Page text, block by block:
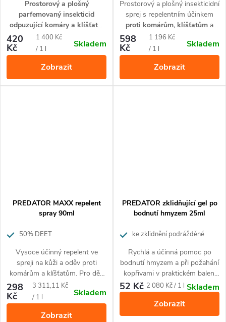
Prostorový a plošný
parfemovaný insekticid
odpuzující komáry a klíšťata,
který je při přímém kontaktu
paralyzuje a během okamžiku
zahubí. Funguje i na jiný
obtížný hmyz. Bezpečná
ochrana proti hmyzu jak v
interiéru tak exteriéru.
420
Kč
Měrná
cena:
1 400 Kč
/ 1 l
Skladem
Zobrazit
Prostorový a plošný insekticidní
sprej s repelentním účinkem
proti komárům, klíšťatům a
jinému nepříjemnému létajícímu
a lezoucímu hmyzu.Tato
tekutá moskytierá Vás
bezpečně ochrání před
krvelačnými komáry po dobu
až 24h.
598
Kč
Měrná
cena:
1 196 Kč
/ 1 l
Skladem
Zobrazit
PREDATOR MAXX repelent
spray 90ml
50% DEET
Vysoce účinný repelent ve
spreji na kůži a oděv proti
komárům a klíšťatům. Pro děti
od 2 let.
298
Kč
Měrná
cena:
3 311,11 Kč
/ 1 l
Skladem
Zobrazit
PREDATOR zklidňující gel po
bodnutí hmyzem 25ml
ke zklidnění podrážděné
Rychlá a účinná pomoc po
bodnutí hmyzem a při požahání
kopřivami v praktickém balení
do lesa, na tábor či k moři.
52 Kč Měrná
2 080 Kč / 1 l Skladem
Zobrazit